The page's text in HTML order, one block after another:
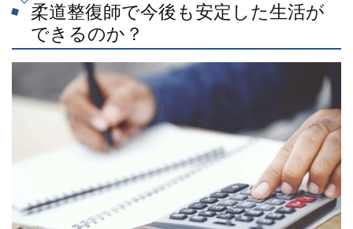
柔道整復師で今後も安定した生活が
できるのか？